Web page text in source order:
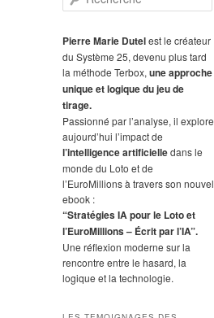
e
h
e
r
c
h
e
Pierre Marie Dutelest le créateur
du Système 25, devenu plus tard
la méthode Terbox, une approche
unique et logique du jeu de
tirage.
Passionné par l’analyse, il explore
aujourd’hui l’impact de
l’intelligence artificielledans le
monde du Loto et de
l’EuroMillions à travers son nouvel
ebook :
“Stratégies IA pour le Loto et
l’EuroMillions – Écrit par l’IA”.
Une réflexion moderne sur la
rencontre entre le hasard, la
logique et la technologie.